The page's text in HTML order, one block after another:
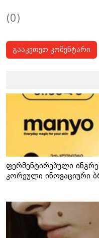
(0)
გააკეთეთ კომენტარი
ფერმენტირებული
კორეული ინოვაციური